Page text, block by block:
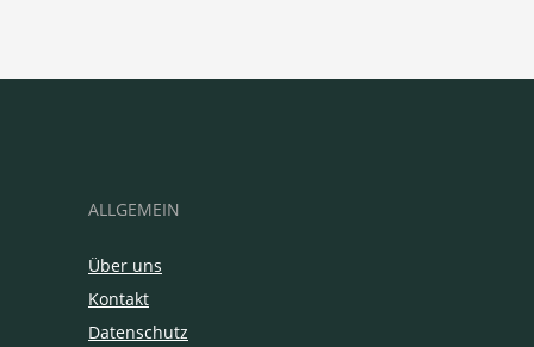
ALLGEMEIN
Über uns
Kontakt
Datenschutz